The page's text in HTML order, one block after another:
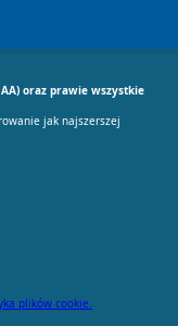
oraz prawie wszystkie
jak najszerszej
plików cookie.